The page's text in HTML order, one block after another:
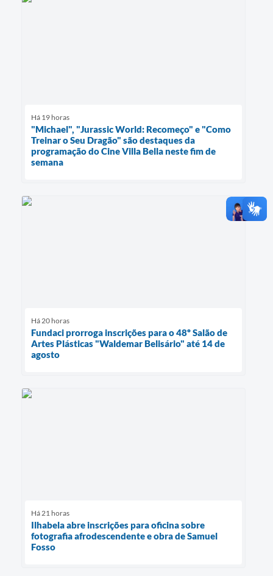
Há 19 horas
"Michael", "Jurassic World: Recomeço" e "Como
Treinar o Seu Dragão" são destaques da
programação do Cine Villa Bella neste fim de
semana
Há 20 horas
Fundaci prorroga inscrições para o 48º Salão de
Artes Plásticas "Waldemar Belisário" até 14 de
agosto
Há 21 horas
Ilhabela abre inscrições para oficina sobre
fotografia afrodescendente e obra de Samuel
Fosso